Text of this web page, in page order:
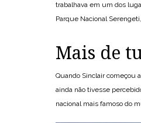
trabalhava em um dos
Parque Nacional
Mais de
Quando Sinclair começou
ainda não tivesse
nacional mais famoso do